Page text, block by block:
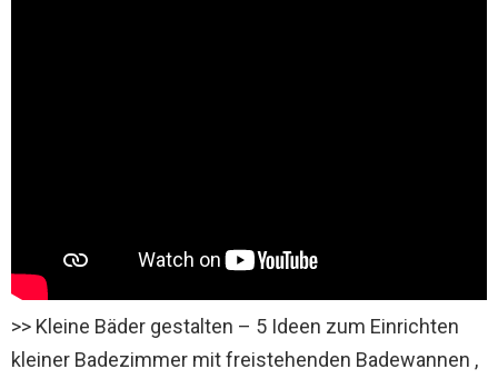
>> Kleine Bäder gestalten – 5 Ideen zum Einrichten
kleiner Badezimmer mit freistehenden Badewannen ,